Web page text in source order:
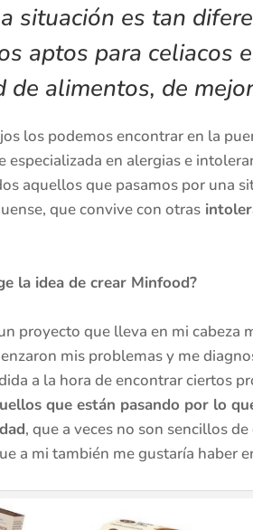
situación es tan
aptos para celiacos
de alimentos, de
los podemos encontrar en la
especializada en alergias e
aquellos que pasamos por una
que convive con otras
la idea de crear Minfood?
proyecto que lleva en mi cabeza
mis problemas y me
a la hora de encontrar ciertos
que están pasando por lo
, que a veces no son sencillos
a mi también me gustaría haber